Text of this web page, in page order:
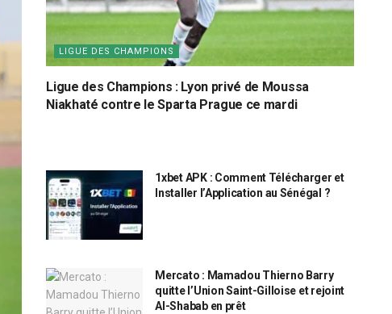
LIGUE DES CHAMPIONS
Ligue des Champions : Lyon privé de Moussa
Niakhaté contre le Sparta Prague ce mardi
1xbet APK : Comment Télécharger et
Installer l’Application au Sénégal ?
Mercato : Mamadou Thierno Barry
quitte l’Union Saint-Gilloise et rejoint
Al-Shabab en prêt